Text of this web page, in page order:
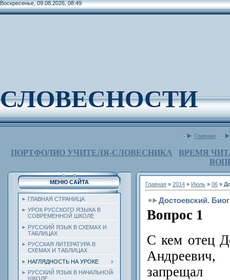
Воскресенье, 09.08.2026, 08:49
СЛОВЕСНОСТИ
Главная
ПОРТФОЛИО УЧИТЕЛЯ-СЛОВЕСНИКА
ВРЕМЯ
МЕНЮ САЙТА
ГЛАВНАЯ СТРАНИЦА
УРОК РУССКОГО ЯЗЫКА В
СОВРЕМЕННОЙ ШКОЛЕ
РУССКИЙ ЯЗЫК В СХЕМАХ И
ТАБЛИЦАХ
РУССКАЯ ЛИТЕРАТУРА В
СХЕМАХ И ТАБЛИЦАХ
НАГЛЯДНОСТЬ НА УРОКЕ
РУССКИЙ ЯЗЫК В НАЧАЛЬНОЙ
ШКОЛЕ
Главная » 2014 » Июль » 06 »
Достоевский.
Вопрос 1
С кем отец
запрещал